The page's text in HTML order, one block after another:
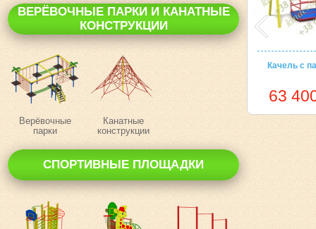
ВЕРЁВОЧНЫЕ ПАРКИ И КАНАТНЫЕ
КОНСТРУКЦИИ
Верёвочные
парки
Канатные
конструкции
СПОРТИВНЫЕ ПЛОЩАДКИ
Качель с
63